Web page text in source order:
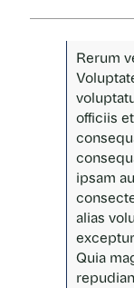
Rerum
officiis
ipsam
alias
Quia